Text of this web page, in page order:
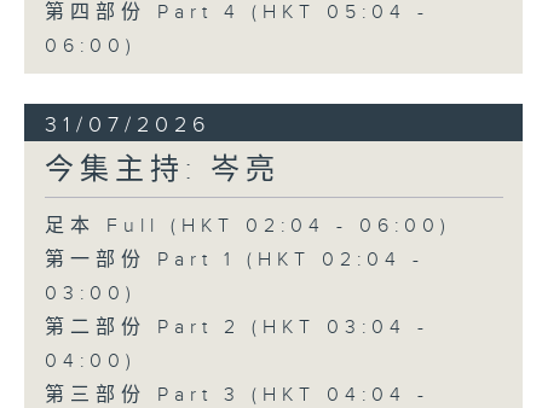
第四部份 Part 4 (HKT 05:04 -
06:00)
31/07/2026
今集主持: 岑亮
足本 Full (HKT 02:04 - 06:00)
第一部份 Part 1 (HKT 02:04 -
03:00)
第二部份 Part 2 (HKT 03:04 -
04:00)
第三部份 Part 3 (HKT 04:04 -